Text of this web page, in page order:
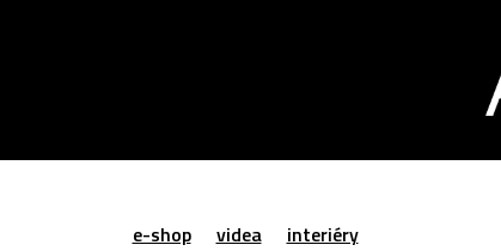
e-shop videa interiéry